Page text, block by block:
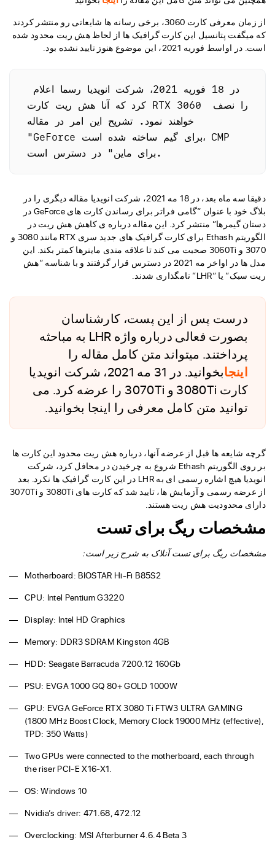
از زمان معرفی کارت 3060، برخی رسانه ها شایعاتی رو منتشر کردند
که میگفت پتانسیل این کارت گرافیک ها از لحاظ هش ریت محدود شده
است. در اواسط فوریه 2021، این موضوع هنوز تایید نشده بود.
کرد که آنا هش ریت کارت RTX 3060 را نصف
خواهند نمود. تشریح این امر در مقاله
"GeForce برای گیم ساخته شده است، CMP
برای ماین" در دسترس است.
دقیقا سه ماه بعد، در 18 مه 2021، شرکت انویدیا مقاله دیگری را در
بلاگ خود با عنوان “گامی فراتر برای رساندن کارت های GeForce در
دستان گیمرها” منتشر کرد. این مقاله درباره ی کاهش هش ریت در
الگوریتم Ethash برای کارت گرافیک های جدید سری RTX مانند 3080 و
3070 و 3060Ti صحبت می کند تا علاقه مندی ماینرها کمتر بکند. این
مدل ها در اواخر مه 2021 در دسترس قرار گرفتند و با شناسه “هش
ریت سبک” یا “LHR” نامگذاری شدند.
درست پس از این پست، کارشناسان
بصورت فعالی درباره واژه LHR به مباحثه
پرداختند. میتواند متن کامل مقاله را
اینجا
بخوانید. در 31 مه 2021، شرکت انویدیا
کارت 3080Ti و 3070Ti را عرضه کرد. می
توانید متن کامل معرفی را اینجا بخوانید.
گرچه شایعه ها قبل از عرضه آنها، درباره هش ریت محدود این کارت ها
بر روی الگوریتم Ethash شروع به چرخیدن در محافل کرد، شرکت
انویدیا هیچ اشاره رسمی ای به LHR در این کارت گرافیک ها نکرد. بعد
از عرضه رسمی و آزمایش ها، تایید شد که کارت های 3080Ti و 3070Ti
دارای محدودیت هش ریت هستند.
مشخصات ریگ برای تست
مشخصات ریگ برای تست آنلاک به شرح زیر است:
Motherboard: BIOSTAR Hi-Fi B85S2
CPU: Intel Pentium G3220
Display: Intel HD Graphics
Memory: DDR3 SDRAM Kingston 4GB
HDD: Seagate Barracuda 7200.12 160Gb
PSU: EVGA 1000 GQ 80+ GOLD 1000W
GPU: EVGA GeForce RTX 3080 Ti FTW3 ULTRA GAMING
(1800 MHz Boost Clock, Memory Clock 19000 MHz (effective),
TPD: 350 Watts)
Two GPUs were connected to the motherboard, each through
the riser PCI-E X16-X1.
OS: Windows 10
Nvidia’s driver: 471.68, 472.12
Overclocking: MSI Afterburner 4.6.4 Beta 3